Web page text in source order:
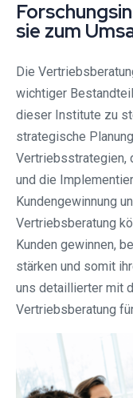
sie zum
Die
wichtiger
dieser Institute zu
strategische
Vertriebsstrategien,
und die
Kundengewinnung
Vertriebsberatung
Kunden gewinnen,
stärken und somit
uns detaillierter mit
Vertriebsberatung